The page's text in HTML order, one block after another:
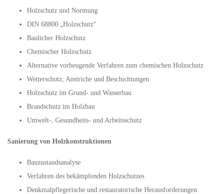
Holzschutz und Normung
DIN 68800 „Holzschutz“
Baulicher Holzschutz
Chemischer Holzschutz
Alternative vorbeugende Verfahren zum chemischen Holzschutz
Wetterschutz, Anstriche und Beschichtungen
Holzschutz im Grund- und Wasserbau
Brandschutz im Holzbau
Umwelt-, Gesundheits- und Arbeitsschutz
Sanierung von Holzkonstruktionen
Bauzustandsanalyse
Verfahren des bekämpfenden Holzschutzes
Denkmalpflegerische und restauratorische Herausforderungen